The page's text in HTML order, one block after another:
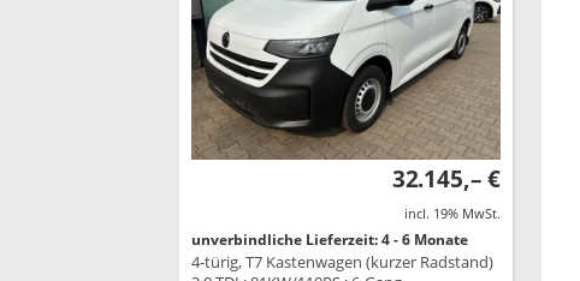
32.145,– €
incl. 19% MwSt.
unverbindliche Lieferzeit: 4 - 6 Monate
4-türig, T7 Kastenwagen (kurzer Radstand)